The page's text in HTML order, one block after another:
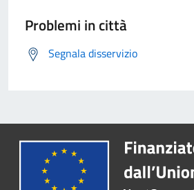
Problemi in città
Segnala disservizio